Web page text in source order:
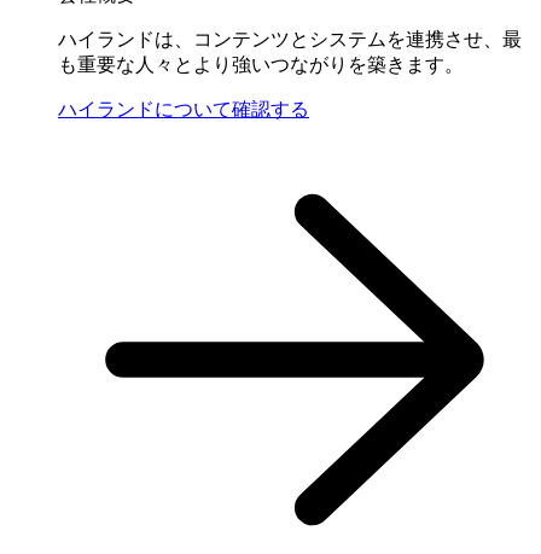
ハイランドは、コンテンツとシステムを連携させ、最
も重要な人々とより強いつながりを築きます。
ハイランドについて確認する